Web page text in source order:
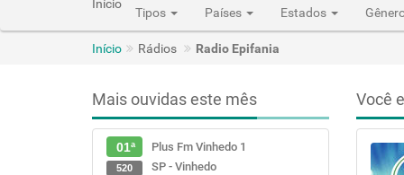
Início
Tipos Países Estados
Início Rádios Radio Epifania
Mais ouvidas este mês
01ª
Plus Fm Vinhedo 1
SP - Vinhedo
520
Você